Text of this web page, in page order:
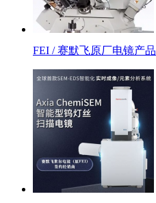
FEI / 赛默飞原厂电镜产品